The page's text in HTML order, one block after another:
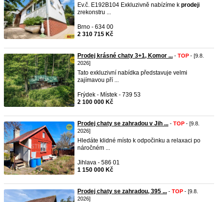
Ev.č. E192B104 Exkluzivně nabízíme k prodeji
zrekonstru ...
Brno - 634 00
2 310 715 Kč
Prodej krásné chaty 3+1, Komor ... - TOP - [9.8.
2026]
Tato exkluzivní nabídka představuje velmi
zajímavou pří ...
Frýdek - Místek - 739 53
2 100 000 Kč
Prodej chaty se zahradou v Jih ... - TOP - [9.8.
2026]
Hledáte klidné místo k odpočinku a relaxaci po
náročném ...
Jihlava - 586 01
1 150 000 Kč
Prodej chaty se zahradou, 395 ... - TOP - [9.8.
2026]